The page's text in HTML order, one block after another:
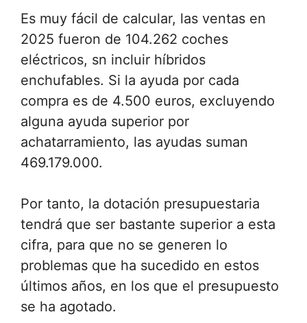
Es muy fácil de calcular, las ventas en
2025 fueron de 104.262 coches
eléctricos, sn incluir híbridos
enchufables. Si la ayuda por cada
compra es de 4.500 euros, excluyendo
alguna ayuda superior por
achatarramiento, las ayudas suman
469.179.000.
Por tanto, la dotación presupuestaria
tendrá que ser bastante superior a esta
cifra, para que no se generen lo
problemas que ha sucedido en estos
últimos años, en los que el presupuesto
se ha agotado.